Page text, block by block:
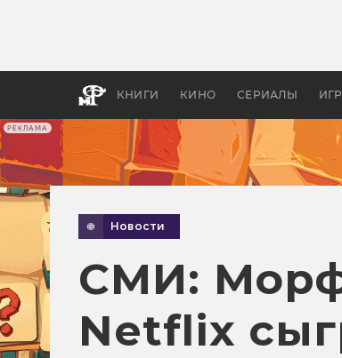
РЕКЛАМА
КНИГИ КИНО СЕРИАЛЫ
Новости
СМИ:
Netflix